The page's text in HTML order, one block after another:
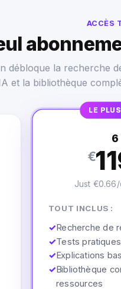
ACCÈS
débloque la recherche
et la bibliothèque
LE
6
€
Just
TOUT INCLUS :
✓Recherche de
✓Tests
✓Explications
✓Bibliothèque
ressources